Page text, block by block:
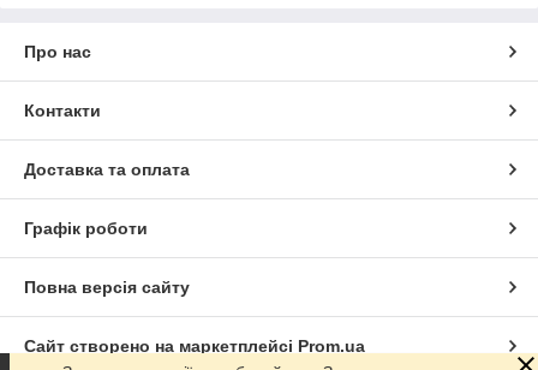
Про нас
Контакти
Доставка та оплата
Графік роботи
Повна версія сайту
Сайт створено на маркетплейсі Prom.ua